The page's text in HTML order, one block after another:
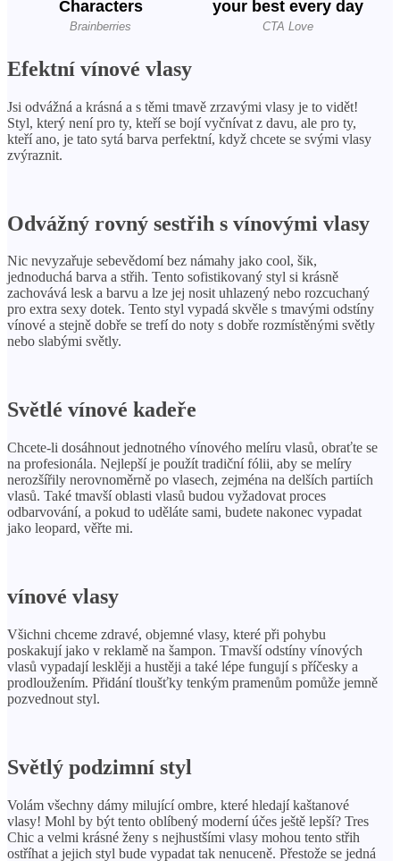
Efektní vínové vlasy
Jsi odvážná a krásná a s těmi tmavě zrzavými vlasy je to vidět!
Styl, který není pro ty, kteří se bojí vyčnívat z davu, ale pro ty,
kteří ano, je tato sytá barva perfektní, když chcete se svými vlasy
zvýraznit.
Odvážný rovný sestřih s vínovými vlasy
Nic nevyzařuje sebevědomí bez námahy jako cool, šik,
jednoduchá barva a střih. Tento sofistikovaný styl si krásně
zachovává lesk a barvu a lze jej nosit uhlazený nebo rozcuchaný
pro extra sexy dotek. Tento styl vypadá skvěle s tmavými odstíny
vínové a stejně dobře se trefí do noty s dobře rozmístěnými světly
nebo slabými světly.
Světlé vínové kadeře
Chcete-li dosáhnout jednotného vínového melíru vlasů, obraťte se
na profesionála. Nejlepší je použít tradiční fólii, aby se melíry
nerozšířily nerovnoměrně po vlasech, zejména na delších partiích
vlasů. Také tmavší oblasti vlasů budou vyžadovat proces
odbarvování, a pokud to uděláte sami, budete nakonec vypadat
jako leopard, věřte mi.
vínové vlasy
Všichni chceme zdravé, objemné vlasy, které při pohybu
poskakují jako v reklamě na šampon. Tmavší odstíny vínových
vlasů vypadají lesklěji a hustěji a také lépe fungují s příčesky a
prodloužením. Přidání tloušťky tenkým pramenům pomůže jemně
pozvednout styl.
Světlý podzimní styl
Volám všechny dámy milující ombre, které hledají kaštanové
vlasy! Mohl by být tento oblíbený moderní účes ještě lepší? Tres
Chic a velmi krásné ženy s nejhustšími vlasy mohou tento střih
ostříhat a jejich styl bude vypadat tak nenuceně. Přestože se jedná